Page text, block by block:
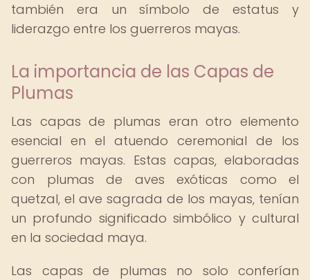
también era un símbolo de estatus y
liderazgo entre los guerreros mayas.
La importancia de las Capas de
Plumas
Las capas de plumas eran otro elemento
esencial en el atuendo ceremonial de los
guerreros mayas. Estas capas, elaboradas
con plumas de aves exóticas como el
quetzal, el ave sagrada de los mayas, tenían
un profundo significado simbólico y cultural
en la sociedad maya.
Las capas de plumas no solo conferían